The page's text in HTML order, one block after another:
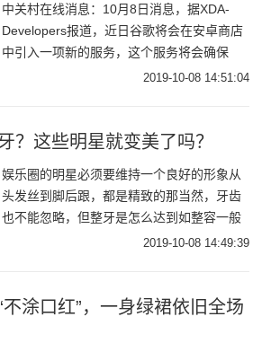
中关村在线消息：10月8日消息，据XDA-
Developers报道，近日谷歌将会在安卓商店
中引入一项新的服务，这个服务将会确保
Android具有足够的性能以支持AAA游戏。显
2019-10-08 14:51:04
？这些明星就变美了吗？
娱乐圈的明星必须要维持一个良好的形象从
头发丝到脚后跟，都是精致的那当然，牙齿
也不能忽略，但整牙是怎么达到如整容一般
的效果呢？——————————小S，以
2019-10-08 14:49:39
涂口红”，一身绿裙依旧全场